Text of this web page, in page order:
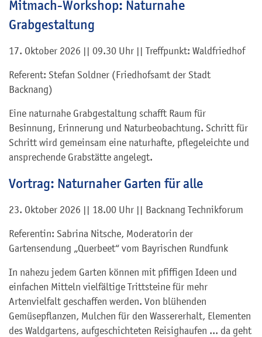
Mitmach-Workshop: Naturnahe
Grabgestaltung
17. Oktober 2026 || 09.30 Uhr || Treffpunkt: Waldfriedhof
Referent: Stefan Soldner (Friedhofsamt der Stadt
Backnang)
Eine naturnahe Grabgestaltung schafft Raum für
Besinnung, Erinnerung und Naturbeobachtung. Schritt für
Schritt wird gemeinsam eine naturhafte, pflegeleichte und
ansprechende Grabstätte angelegt.
Vortrag: Naturnaher Garten für alle
23. Oktober 2026 || 18.00 Uhr || Backnang Technikforum
Referentin: Sabrina Nitsche, Moderatorin der
Gartensendung „Querbeet“ vom Bayrischen Rundfunk
In nahezu jedem Garten können mit pfiffigen Ideen und
einfachen Mitteln vielfältige Trittsteine für mehr
Artenvielfalt geschaffen werden. Von blühenden
Gemüsepflanzen, Mulchen für den Wassererhalt, Elementen
des Waldgartens, aufgeschichteten Reisighaufen ... da geht